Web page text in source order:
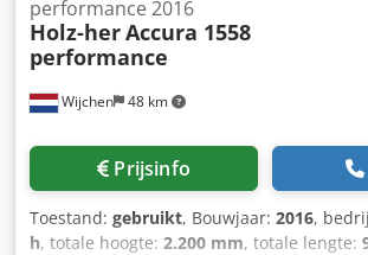
Wijchen 48 km
performance 2016
Holz-herAccura 1558
performance
Prijsinfo
Toestand: gebruikt, Bouwjaar: 2016,
h, totale hoogte: 2.200 mm, totale lengte: